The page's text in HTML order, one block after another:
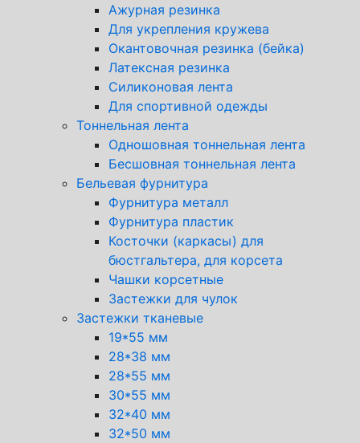
Ажурная резинка
Для укрепления кружева
Окантовочная резинка (бейка)
Латексная резинка
Силиконовая лента
Для спортивной одежды
Тоннельная лента
Одношовная тоннельная лента
Бесшовная тоннельная лента
Бельевая фурнитура
Фурнитура металл
Фурнитура пластик
Косточки (каркасы) для
бюстгальтера, для корсета
Чашки корсетные
Застежки для чулок
Застежки тканевые
19*55 мм
28*38 мм
28*55 мм
30*55 мм
32*40 мм
32*50 мм